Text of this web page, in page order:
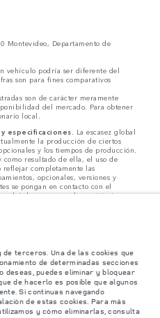
Montevideo, Departamento de
vehículo podría ser diferente del
son para fines comparativos
son de carácter meramente
del mercado. Para obtener
local.
especificaciones. La escasez global
la producción de ciertos
y los tiempos de producción.
resultado de ella, el uso de
reflejar completamente las
opcionales, versiones y
se pongan en contacto con el
dar a conocer las restricciones
nuevas formas de mejorar
de forma continua y sin
funciones serán opcionales o
las especificaciones, los motores
web se basan en las
variar en función del mercado y
Algunos vehículos se muestran con
que pueden no estar
en contacto con tu concesionario
terceros. Una de las cookies que
de determinadas secciones
deseas, puedes eliminar y bloquear
de hacerlo es posible que algunos
Si continuas navegando
de estas cookies. Para más
y cómo eliminarlas, consulta